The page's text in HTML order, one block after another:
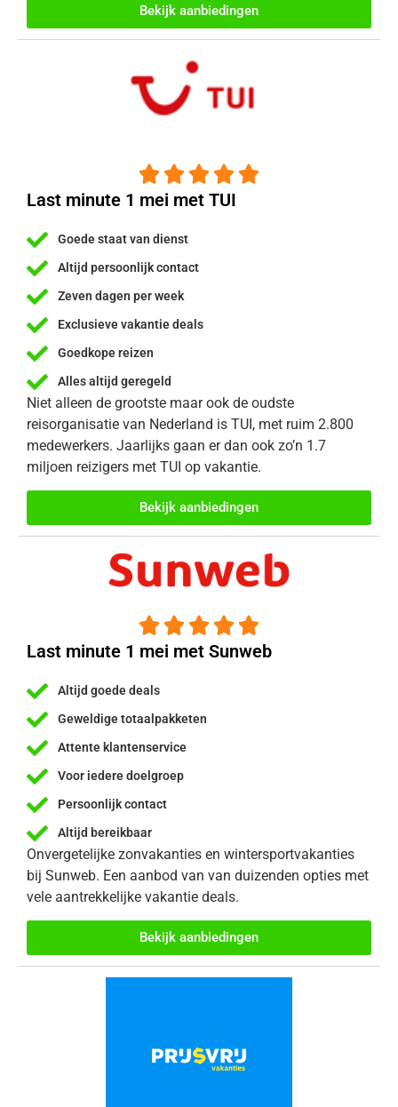
Bekijk aanbiedingen
    
Last minute 1 mei met TUI
Goede staat van dienst
Altijd persoonlijk contact
Zeven dagen per week
Exclusieve vakantie deals
Goedkope reizen
Alles altijd geregeld
Niet alleen de grootste maar ook de oudste
reisorganisatie van Nederland is TUI, met ruim 2.800
medewerkers. Jaarlijks gaan er dan ook zo’n 1.7
miljoen reizigers met TUI op vakantie.
Bekijk aanbiedingen
    
Last minute 1 mei met Sunweb
Altijd goede deals
Geweldige totaalpakketen
Attente klantenservice
Voor iedere doelgroep
Persoonlijk contact
Altijd bereikbaar
Onvergetelijke zonvakanties en wintersportvakanties
bij Sunweb. Een aanbod van van duizenden opties met
vele aantrekkelijke vakantie deals.
Bekijk aanbiedingen